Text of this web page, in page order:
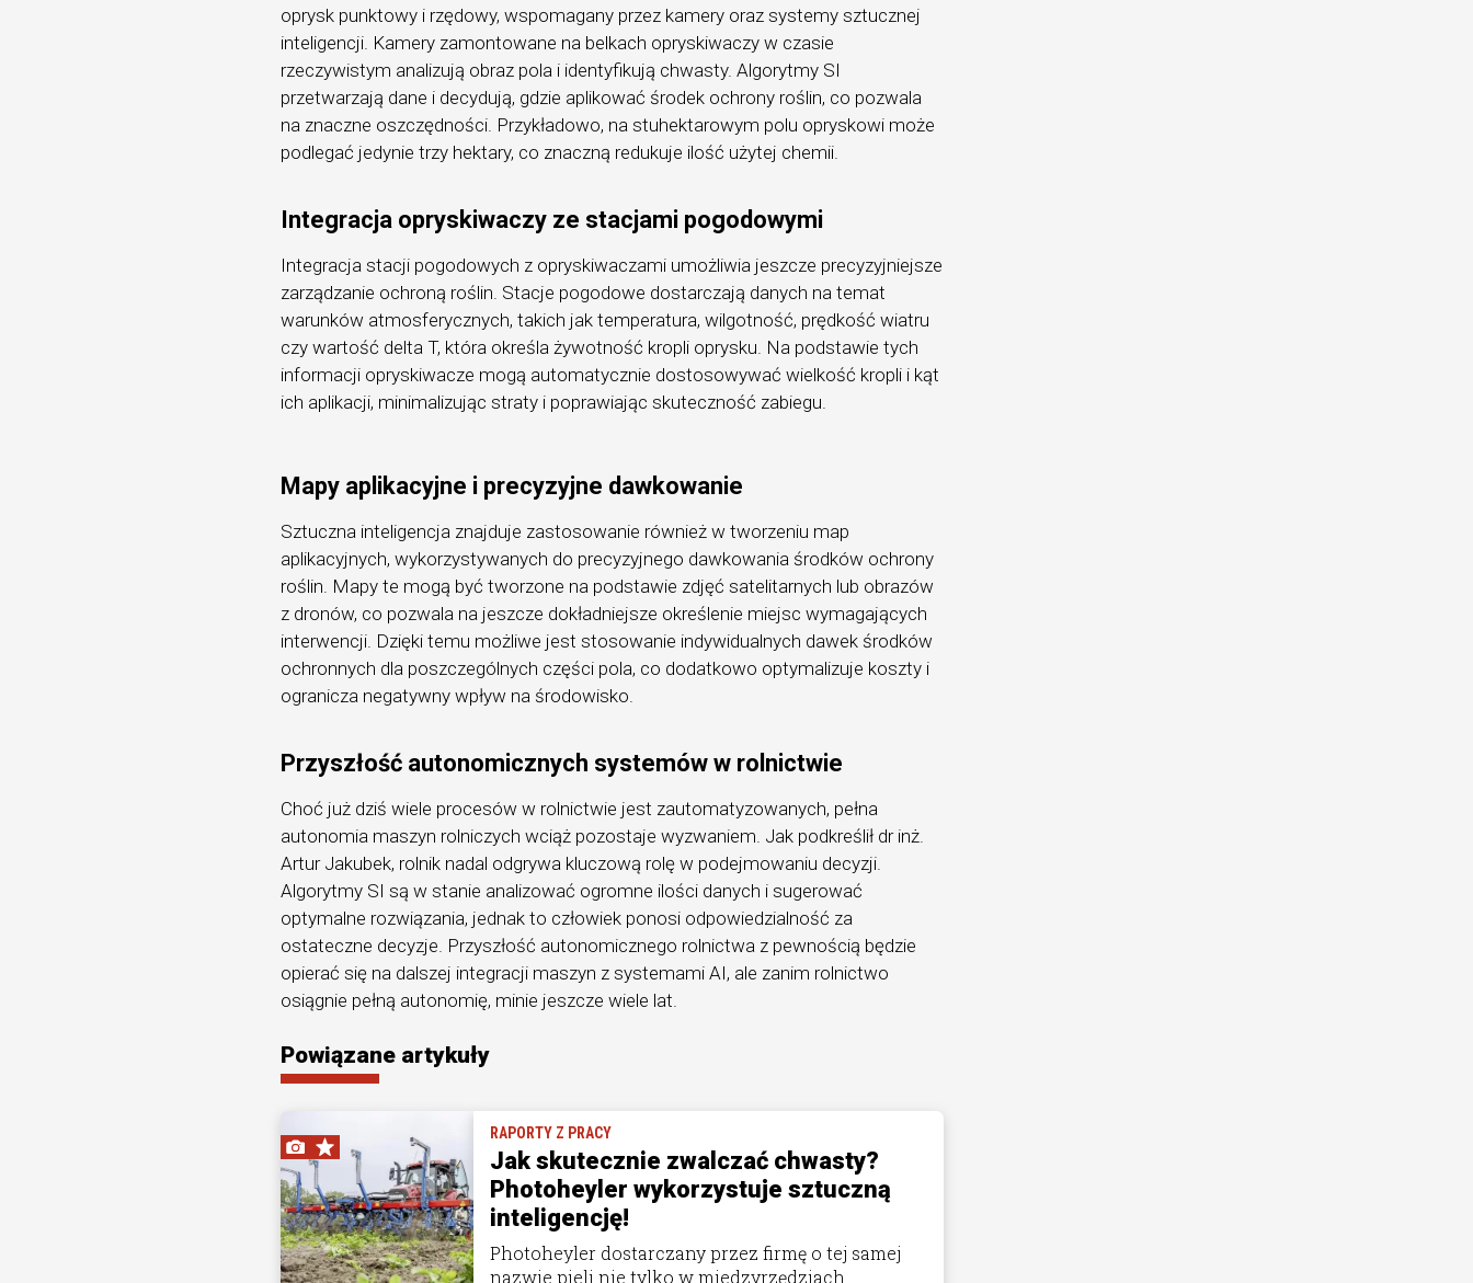
oprysk punktowy i rzędowy, wspomagany przez kamery oraz systemy sztucznej
inteligencji. Kamery zamontowane na belkach opryskiwaczy w czasie
rzeczywistym analizują obraz pola i identyfikują chwasty. Algorytmy SI
przetwarzają dane i decydują, gdzie aplikować środek ochrony roślin, co pozwala
na znaczne oszczędności. Przykładowo, na stuhektarowym polu opryskowi może
podlegać jedynie trzy hektary, co znaczną redukuje ilość użytej chemii.
Integracja opryskiwaczy ze stacjami pogodowymi
Integracja stacji pogodowych z opryskiwaczami umożliwia jeszcze precyzyjniejsze
zarządzanie ochroną roślin. Stacje pogodowe dostarczają danych na temat
warunków atmosferycznych, takich jak temperatura, wilgotność, prędkość wiatru
czy wartość delta T, która określa żywotność kropli oprysku. Na podstawie tych
informacji opryskiwacze mogą automatycznie dostosowywać wielkość kropli i kąt
ich aplikacji, minimalizując straty i poprawiając skuteczność zabiegu.
Mapy aplikacyjne i precyzyjne dawkowanie
Sztuczna inteligencja znajduje zastosowanie również w tworzeniu map
aplikacyjnych, wykorzystywanych do precyzyjnego dawkowania środków ochrony
roślin. Mapy te mogą być tworzone na podstawie zdjęć satelitarnych lub obrazów
z dronów, co pozwala na jeszcze dokładniejsze określenie miejsc wymagających
interwencji. Dzięki temu możliwe jest stosowanie indywidualnych dawek środków
ochronnych dla poszczególnych części pola, co dodatkowo optymalizuje koszty i
ogranicza negatywny wpływ na środowisko.
Przyszłość autonomicznych systemów w rolnictwie
Choć już dziś wiele procesów w rolnictwie jest zautomatyzowanych, pełna
autonomia maszyn rolniczych wciąż pozostaje wyzwaniem. Jak podkreślił dr inż.
Artur Jakubek, rolnik nadal odgrywa kluczową rolę w podejmowaniu decyzji.
Algorytmy SI są w stanie analizować ogromne ilości danych i sugerować
optymalne rozwiązania, jednak to człowiek ponosi odpowiedzialność za
ostateczne decyzje. Przyszłość autonomicznego rolnictwa z pewnością będzie
opierać się na dalszej integracji maszyn z systemami AI, ale zanim rolnictwo
osiągnie pełną autonomię, minie jeszcze wiele lat.
Powiązane artykuły
RAPORTY Z PRACY
Jak skutecznie zwalczać chwasty?
Photoheyler wykorzystuje sztuczną
inteligencję!
Photoheyler dostarczany przez firmę o tej samej
nazwie pieli nie tylko w miedzyrzędziach. ...